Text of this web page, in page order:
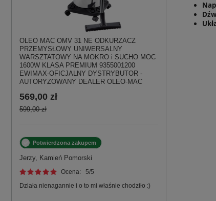
OLEO MAC OMV 31 NE ODKURZACZ
PRZEMYSŁOWY UNIWERSALNY
WARSZTATOWY NA MOKRO i SUCHO MOC
1600W KLASA PREMIUM 9355001200
EWIMAX-OFICJALNY DYSTRYBUTOR -
AUTORYZOWANY DEALER OLEO-MAC
569,00 zł
599,00 zł
Potwierdzona zakupem
Jerzy, Kamień Pomorski
Ocena: 5/5
Działa nienagannie i o to mi właśnie chodziło :)